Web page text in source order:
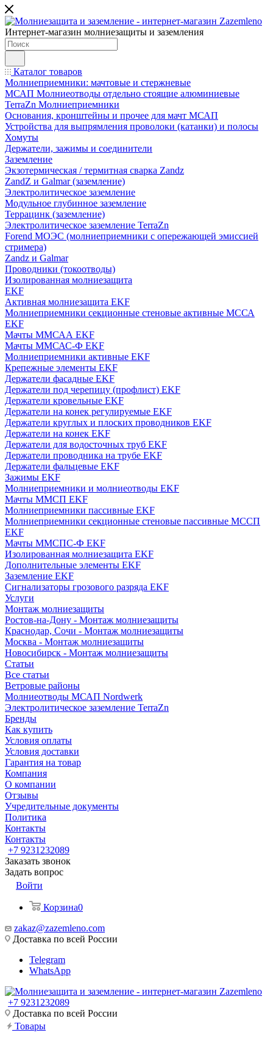
Интернет-магазин молниезащиты и заземления
Каталог товаров
Молниеприемники: мачтовые и стержневые
МСАП Молниеотводы отдельно стоящие алюминиевые
TerraZn Молниеприемники
Основания, кронштейны и прочее для мачт МСАП
Устройства для выпрямления проволоки (катанки) и полосы
Хомуты
Держатели, зажимы и соединители
Заземление
Экзотермическая / термитная сварка Zandz
ZandZ и Galmar (заземление)
Электролитическое заземление
Модульное глубинное заземление
Террацинк (заземление)
Электролитическое заземление TerraZn
Forend МОЭС (молниеприемники с опережающей эмиссией
стримера)
Zandz и Galmar
Проводники (токоотводы)
Изолированная молниезащита
EKF
Активная молниезащита EKF
Молниеприемники секционные стеновые активные МССА
EKF
Мачты ММСАА EKF
Мачты ММСАС-Ф EKF
Молниеприемники активные EKF
Крепежные элементы EKF
Держатели фасадные EKF
Держатели под черепицу (профлист) EKF
Держатели кровельные EKF
Держатели на конек регулируемые EKF
Держатели круглых и плоских проводников EKF
Держатели на конек EKF
Держатели для водосточных труб EKF
Держатели проводника на трубе EKF
Держатели фальцевые EKF
Зажимы EKF
Молниеприемники и молниеотводы EKF
Мачты ММСП EKF
Молниеприемники пассивные EKF
Молниеприемники секционные стеновые пассивные МССП
EKF
Мачты ММСПС-Ф EKF
Изолированная молниезащита EKF
Дополнительные элементы EKF
Заземление EKF
Сигнализаторы грозового разряда EKF
Услуги
Монтаж молниезащиты
Ростов-на-Дону - Монтаж молниезащиты
Краснодар, Сочи - Монтаж молниезащиты
Москва - Монтаж молниезащиты
Новосибирск - Монтаж молниезащиты
Статьи
Все статьи
Ветровые районы
Молниеотводы МСАП Nordwerk
Электролитическое заземление TerraZn
Бренды
Как купить
Условия оплаты
Условия доставки
Гарантия на товар
Компания
О компании
Отзывы
Учредительные документы
Политика
Контакты
Контакты
+7 9231232089
Заказать звонок
Задать вопрос
Войти
Корзина0
zakaz@zazemleno.com
Доставка по всей России
Telegram
WhatsApp
+7 9231232089
Доставка по всей России
Товары